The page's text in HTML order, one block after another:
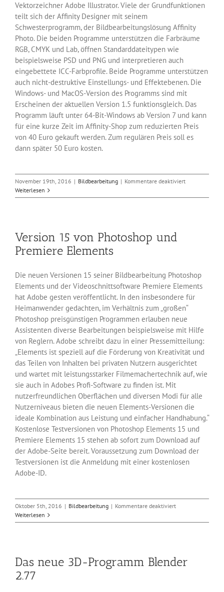
Vektorzeichner Adobe Illustrator. Viele der Grundfunktionen
teilt sich der Affinity Designer mit seinem
Schwesterprogramm, der Bildbearbeitungslösung Affinity
Photo. Die beiden Programme unterstützen die Farbräume
RGB, CMYK und Lab, öffnen Standarddateitypen wie
beispielsweise PSD und PNG und interpretieren auch
eingebettete ICC-Farbprofile. Beide Programme unterstützen
auch nicht-destruktive Einstellungs- und Effektebenen. Die
Windows- und MacOS-Version des Programms sind mit
Erscheinen der aktuellen Version 1.5 funktionsgleich. Das
Programm läuft unter 64-Bit-Windows ab Version 7 und kann
für eine kurze Zeit im Affinity-Shop zum reduzierten Preis
von 40 Euro gekauft werden. Zum regulären Preis soll es
dann später 50 Euro kosten.
November 19th, 2016 | Bildbearbeitung | Kommentare deaktiviertfür
Affinity
Weiterlesen
Version 15 von Photoshop und
Premiere Elements
Die neuen Versionen 15 seiner Bildbearbeitung Photoshop
Elements und der Videoschnittsoftware Premiere Elements
hat Adobe gesten veröffentlicht. In den insbesondere für
Heimanwender gedachten, im Verhältnis zum „großen“
Photoshop preisgünstigen Programmen erlauben neue
Assistenten diverse Bearbeitungen beispielsweise mit Hilfe
von Reglern. Adobe schreibt dazu in einer Pressemitteilung:
„Elements ist speziell auf die Förderung von Kreativität und
das Teilen von Inhalten bei privaten Nutzern ausgerichtet
und wartet mit leistungsstarker Filmemachertechnik auf, wie
sie auch in Adobes Profi-Software zu finden ist. Mit
nutzerfreundlichen Oberflächen und diversen Modi für alle
Nutzerniveaus bieten die neuen Elements-Versionen die
ideale Kombination aus Leistung und einfacher Handhabung.“
Kostenlose Testversionen von Photoshop Elements 15 und
Premiere Elements 15 stehen ab sofort zum Download auf
der Adobe-Seite bereit. Voraussetzung zum Download der
Testversionen ist die Anmeldung mit einer kostenlosen
Adobe-ID.
Oktober 5th, 2016 | Bildbearbeitung | Kommentare deaktiviertfür
15
Premiere
Elements
Weiterlesen
Das neue 3D-Programm Blender
2.77